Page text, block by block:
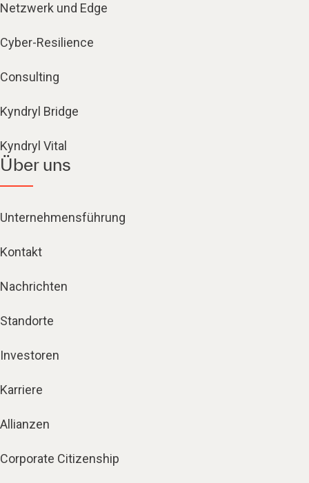
Netzwerk und Edge
Cyber-Resilience
Consulting
Kyndryl Bridge
Kyndryl Vital
Über uns
Unternehmensführung
Kontakt
Nachrichten
Standorte
Investoren
Karriere
Allianzen
Corporate Citizenship